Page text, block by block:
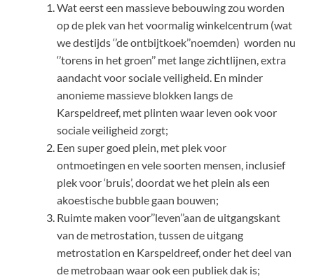
Wat eerst een massieve bebouwing zou worden
op de plek van het voormalig winkelcentrum (wat
we destijds ‘’de ontbijtkoek’’noemden) worden nu
‘’torens in het groen’’ met lange zichtlijnen, extra
aandacht voor sociale veiligheid. En minder
anonieme massieve blokken langs de
Karspeldreef, met plinten waar leven ook voor
sociale veiligheid zorgt;
Een super goed plein, met plek voor
ontmoetingen en vele soorten mensen, inclusief
plek voor ‘bruis’, doordat we het plein als een
akoestische bubble gaan bouwen;
Ruimte maken voor’’leven’’aan de uitgangskant
van de metrostation, tussen de uitgang
metrostation en Karspeldreef, onder het deel van
de metrobaan waar ook een publiek dak is;